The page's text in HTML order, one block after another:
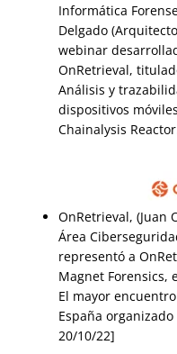
Informática
Delgado
webinar
OnRetrieval,
Análisis y
dispositivos
Chainalysis
OnRetrieval, (Juan
Área
representó a
Magnet Forensics,
El mayor
España
20/10/22]